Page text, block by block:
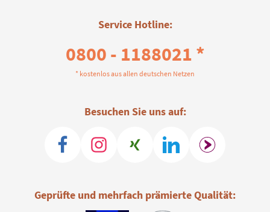
Service Hotline:
0800 - 1188021 *
* kostenlos aus allen deutschen Netzen
Besuchen Sie uns auf:
Geprüfte und mehrfach prämierte Qualität: